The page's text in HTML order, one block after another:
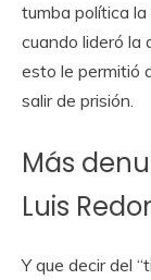
tumba política
cuando lideró la
esto le permitió
salir de prisión.
Más
Luis
Y que decir del